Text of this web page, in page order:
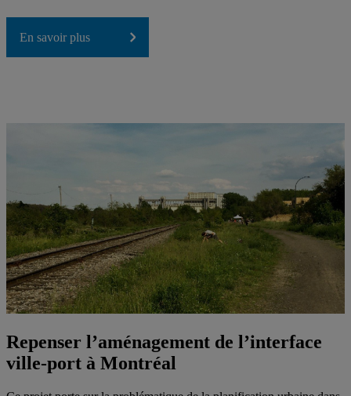
En savoir plus
Repenser l’aménagement de l’interface
ville-port à Montréal